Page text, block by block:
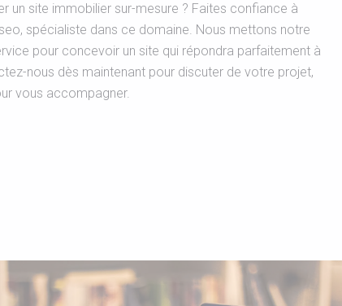
un site immobilier sur-mesure ? Faites confiance à
spécialiste dans ce domaine. Nous mettons notre
pour concevoir un site qui répondra parfaitement à
nous dès maintenant pour discuter de votre projet,
vous accompagner.